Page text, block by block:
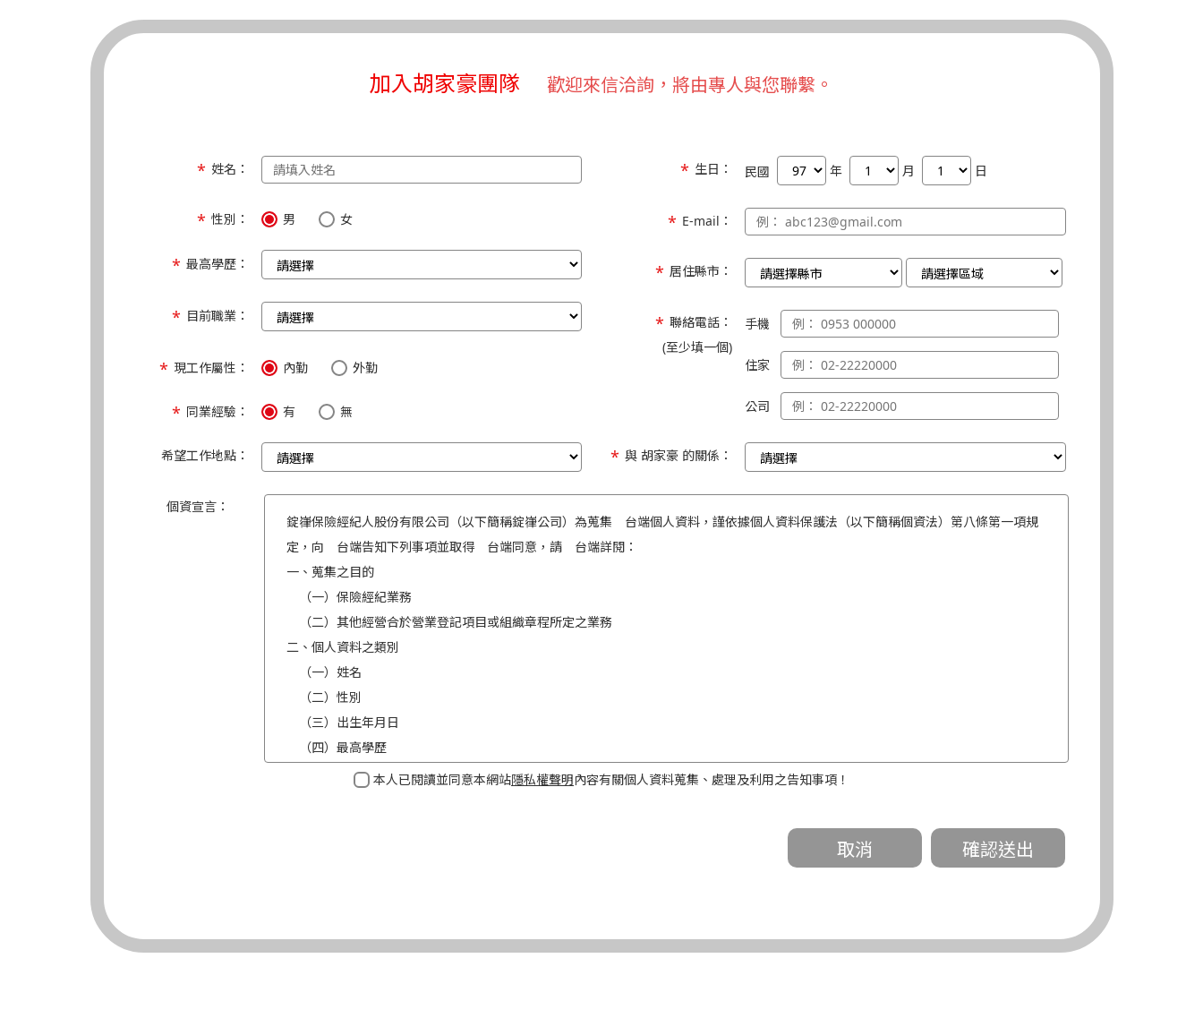
加入胡家豪團隊 歡迎來信洽詢，將由專人與您聯繫。
姓名：
性別： 男 女
最高學歷：
目前職業：
現工作屬性： 內勤 外勤
同業經驗： 有 無
希望工作地點：
生日： 民國 年 月 日
E-mail：
居住縣市：
聯絡電話：
(至少填一個)
手機
住家
公司
與 胡家豪 的關係：
個資宣言：
錠嵂保險經紀人股份有限公司（以下簡稱錠嵂公司）為蒐集 台端個人資料，謹依據個人資料保護法（以下簡稱個資法）第八條第一項規
定，向 台端告知下列事項並取得 台端同意，請 台端詳閱：
一、蒐集之目的
（一）保險經紀業務
（二）其他經營合於營業登記項目或組織章程所定之業務
二、個人資料之類別
（一）姓名
（二）性別
（三）出生年月日
（四）最高學歷
（五）目前職業及工作屬性
本人已閱讀並同意本網站隱私權聲明內容有關個人資料蒐集、處理及利用之告知事項！